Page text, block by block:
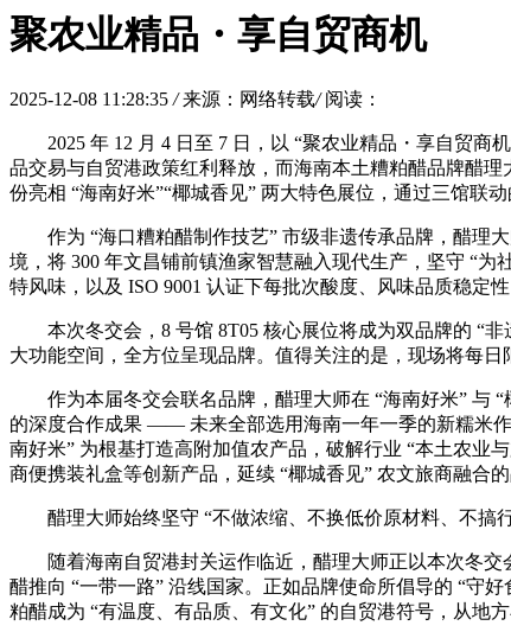
聚农业精品・享自贸商机
2025-12-08 11:28:35 / 来源：网络转载/ 阅读：
2025 年 12 月 4 日至 7 日，以 “聚农业精品・享自贸
品交易与自贸港政策红利释放，而海南本土糟粕醋品牌醋
份亮相 “海南好米”“椰城香见” 两大特色展位，通过三馆联
作为 “海口糟粕醋制作技艺” 市级非遗传承品牌，醋理
境，将 300 年文昌铺前镇渔家智慧融入现代生产，坚守 “
特风味，以及 ISO 9001 认证下每批次酸度、风味品质稳定
本次冬交会，8 号馆 8T05 核心展位将成为双品牌的 “
大功能空间，全方位呈现品牌。值得关注的是，现场将每
作为本届冬交会联名品牌，醋理大师在 “海南好米” 与
的深度合作成果 —— 未来全部选用海南一年一季的新糯米
南好米” 为根基打造高附加值农产品，破解行业 “本土农业
商便携装礼盒等创新产品，延续 “椰城香见” 农文旅商融合
醋理大师始终坚守 “不做浓缩、不换低价原材料、不搞
随着海南自贸港封关运作临近，醋理大师正以本次冬
醋推向 “一带一路” 沿线国家。正如品牌使命所倡导的 “守
粕醋成为 “有温度、有品质、有文化” 的自贸港符号，从地